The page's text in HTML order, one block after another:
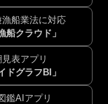
船業法に対応
船クラウド」
見表アプリ
ドグラフBI」
鑑AIアプリ